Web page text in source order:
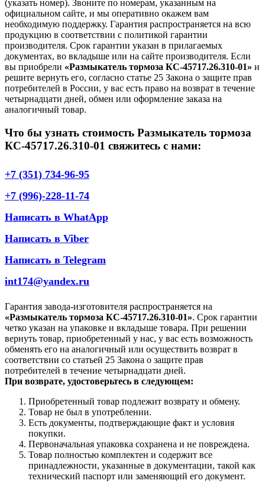
(указать номер). Звоните по номерам, указанным на
официальном сайте, и мы оперативно окажем вам
необходимую поддержку. Гарантия распространяется на всю
продукцию в соответствии с политикой гарантии
производителя. Срок гарантии указан в прилагаемых
документах, во вкладыше или на сайте производителя. Если
вы приобрели «Размыкатель тормоза КС-45717.26.310-01» и
решите вернуть его, согласно статье 25 Закона о защите прав
потребителей в России, у вас есть право на возврат в течение
четырнадцати дней, обмен или оформление заказа на
аналогичный товар.
Что бы узнать стоимость Размыкатель тормоза
КС-45717.26.310-01 свяжитесь с нами:
+7 (351) 734-96-95
+7 (996)-228-11-74
Написать в WhatApp
Написать в Viber
Написать в Telegram
int174@yandex.ru
Гарантия завода-изготовителя распространяется на
«Размыкатель тормоза КС-45717.26.310-01». Срок гарантии
четко указан на упаковке и вкладыше товара. При решении
вернуть товар, приобретенный у нас, у вас есть возможность
обменять его на аналогичный или осуществить возврат в
соответствии со статьей 25 Закона о защите прав
потребителей в течение четырнадцати дней.
При возврате, удостоверьтесь в следующем:
Приобретенный товар подлежит возврату и обмену.
Товар не был в употреблении.
Есть документы, подтверждающие факт и условия
покупки.
Первоначальная упаковка сохранена и не повреждена.
Товар полностью комплектен и содержит все
принадлежности, указанные в документации, такой как
технический паспорт или заменяющий его документ.